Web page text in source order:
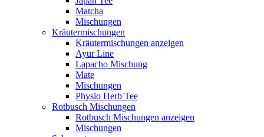
Matcha
Mischungen
Kräutermischungen
Kräutermischungen anzeigen
Ayur Line
Lapacho Mischung
Mate
Mischungen
Physio Herb Tee
Rotbusch Mischungen
Rotbusch Mischungen anzeigen
Mischungen